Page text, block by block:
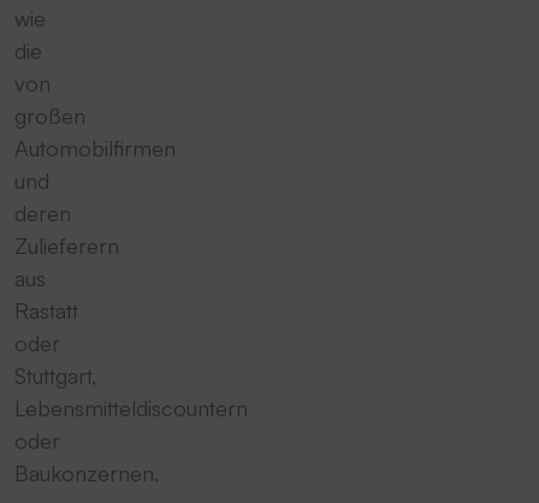
wie
die
von
großen
Automobilfirmen
und
deren
Zulieferern
aus
Rastatt
oder
Stuttgart,
Lebensmitteldiscountern
oder
Baukonzernen.